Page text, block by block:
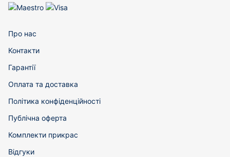
Про нас
Контакти
Гарантії
Оплата та доставка
Політика конфіденційності
Публічна оферта
Комплекти прикрас
Відгуки